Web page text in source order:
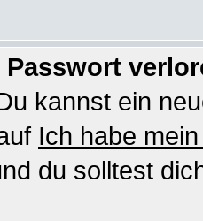
Passwort
kannst ein
Ich habe
du solltest